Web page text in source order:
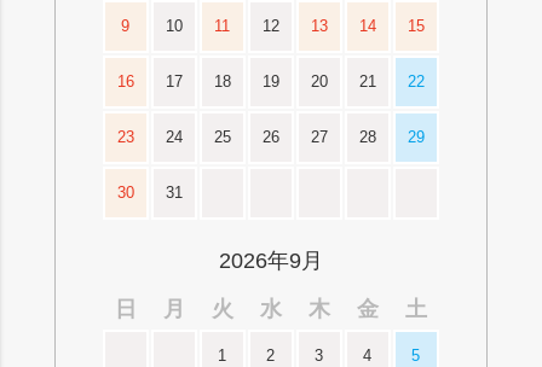
9 10 11 12 13 14 15
16 17 18 19 20 21 22
23 24 25 26 27 28 29
30 31
2026年9月
日
月 火 水 木 金 土
1 2 3 4 5